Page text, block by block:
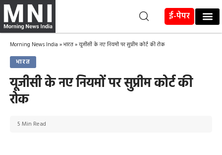
ई-पेपर
Morning News India »भारत»यूजीसी के नए नियमों पर सुप्रीम कोर्ट की रोक
भारत
यूजीसी के नए नियमों पर सुप्रीम कोर्ट की
रोक
5 Min Read